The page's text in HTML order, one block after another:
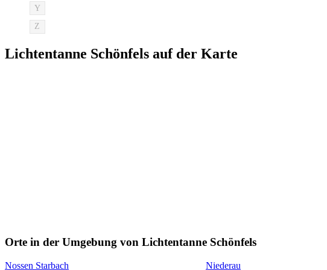
Y
Z
Lichtentanne Schönfels auf der Karte
Orte in der Umgebung von Lichtentanne Schönfels
Nossen Starbach Niederau